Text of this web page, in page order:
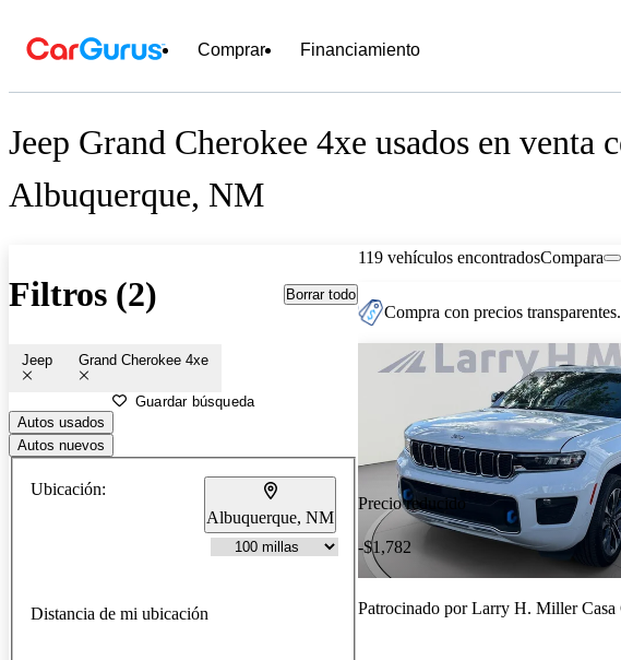
Comprar Financiamiento
Jeep Grand Cherokee 4xe usados en venta
Albuquerque, NM
Filtros (2) Borrar todo
Jeep Grand Cherokee 4xe
Guardar búsqueda
Autos usados
Autos nuevos
Ubicación:
Albuquerque, NM
Distancia de mi ubicación
119 vehículos encontradosCompara
Compra con precios transparentes.
Precio reducido
-$1,782
Patrocinado porLarry H. Miller Casa